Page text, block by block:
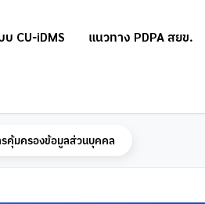
บ CU-iDMS แนวทาง PDPA สยข.
คุ้มครองข้อมูลส่วนบุคคล